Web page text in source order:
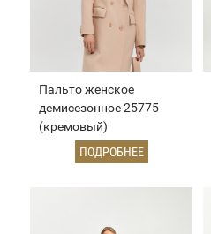
Пальто женское
демисезонное 25775
(кремовый)
ПОДРОБНЕЕ